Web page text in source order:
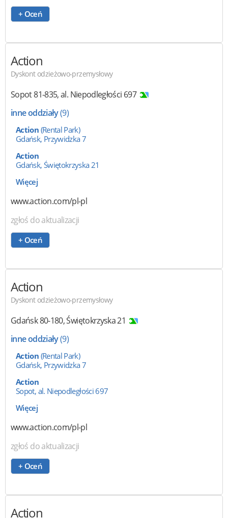
+ Oceń
Action
Dyskont odzieżowo-przemysłowy
Sopot81-835,al. Niepodległości 697
inne oddziały(9)
Action (Rental Park)
Gdańsk, Przywidzka 7
Action
Gdańsk, Świętokrzyska 21
Więcej
www.action.com/pl-pl
zgłoś do aktualizacji
+ Oceń
Action
Dyskont odzieżowo-przemysłowy
Gdańsk80-180,Świętokrzyska 21
inne oddziały(9)
Action (Rental Park)
Gdańsk, Przywidzka 7
Action
Sopot, al. Niepodległości 697
Więcej
www.action.com/pl-pl
zgłoś do aktualizacji
+ Oceń
Action